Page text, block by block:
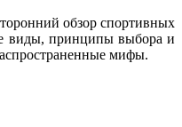
обзор спортивных
виды, принципы выбора и
мифы.